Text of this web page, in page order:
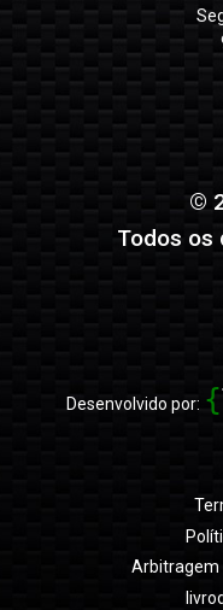
©
Todos os
Desenvolvido por: {
Arbitragem